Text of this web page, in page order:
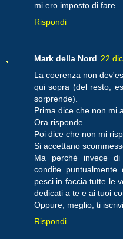
mi ero imposto di
Rispondi
Mark della Nord 22
La coerenza non
qui sopra (del resto,
sorprende).
Prima dice che non mi
Ora risponde.
Poi dice che non mi
Si accettano
Ma perché invece
condite
pesci in faccia tutte le
dedicati a te e ai tuoi
Oppure, meglio, ti
Rispondi